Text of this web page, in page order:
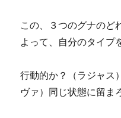
この、３つのグナのど
よって、自分のタイプ
行動的か？（ラジャス
ヴァ）同じ状態に留ま